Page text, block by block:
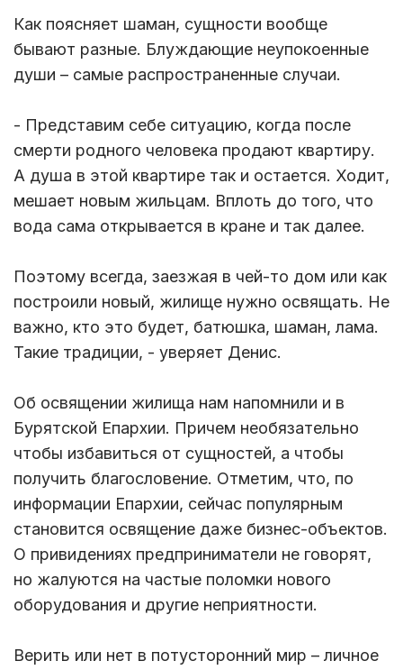
Как поясняет шаман, сущности вообще
бывают разные. Блуждающие неупокоенные
души – самые распространенные случаи.
- Представим себе ситуацию, когда после
смерти родного человека продают квартиру.
А душа в этой квартире так и остается. Ходит,
мешает новым жильцам. Вплоть до того, что
вода сама открывается в кране и так далее.
Поэтому всегда, заезжая в чей-то дом или как
построили новый, жилище нужно освящать. Не
важно, кто это будет, батюшка, шаман, лама.
Такие традиции, - уверяет Денис.
Об освящении жилища нам напомнили и в
Бурятской Епархии. Причем необязательно
чтобы избавиться от сущностей, а чтобы
получить благословение. Отметим, что, по
информации Епархии, сейчас популярным
становится освящение даже бизнес-объектов.
О привидениях предприниматели не говорят,
но жалуются на частые поломки нового
оборудования и другие неприятности.
Верить или нет в потусторонний мир – личное